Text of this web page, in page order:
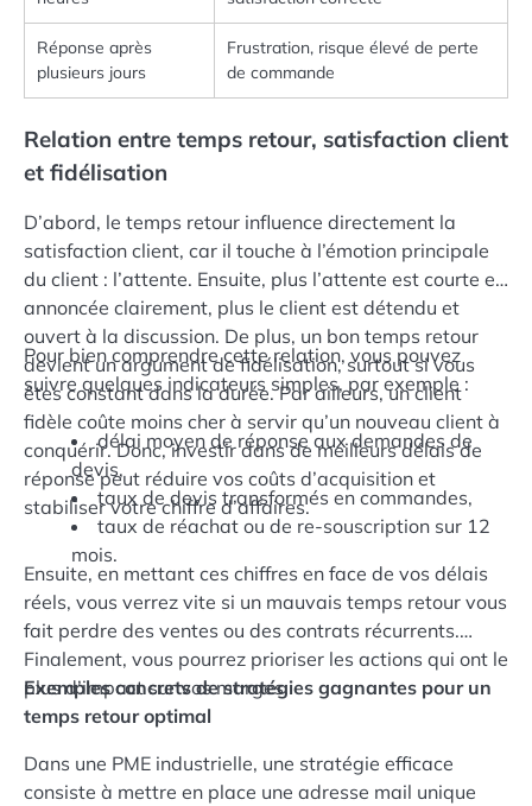
Réponse après
plusieurs jours
Frustration, risque élevé de perte
de commande
Relation entre temps retour, satisfaction client
et fidélisation
D’abord, le temps retour influence directement la
satisfaction client, car il touche à l’émotion principale
du client : l’attente. Ensuite, plus l’attente est courte et
annoncée clairement, plus le client est détendu et
ouvert à la discussion. De plus, un bon temps retour
devient un argument de fidélisation, surtout si vous
êtes constant dans la durée. Par ailleurs, un client
fidèle coûte moins cher à servir qu’un nouveau client à
conquérir. Donc, investir dans de meilleurs délais de
réponse peut réduire vos coûts d’acquisition et
stabiliser votre chiffre d’affaires.
Pour bien comprendre cette relation, vous pouvez
suivre quelques indicateurs simples, par exemple :
délai moyen de réponse aux demandes de
devis,
taux de devis transformés en commandes,
taux de réachat ou de re-souscription sur 12
mois.
Ensuite, en mettant ces chiffres en face de vos délais
réels, vous verrez vite si un mauvais temps retour vous
fait perdre des ventes ou des contrats récurrents.
Finalement, vous pourrez prioriser les actions qui ont le
plus d’impact sur vos marges.
Exemples concrets de stratégies gagnantes pour un
temps retour optimal
Dans une PME industrielle, une stratégie efficace
consiste à mettre en place une adresse mail unique